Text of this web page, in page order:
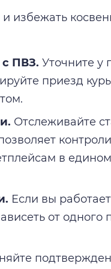
избежать
с ПВЗ. Уточните у
приезд
Отслеживайте
в
Если вы
от одного